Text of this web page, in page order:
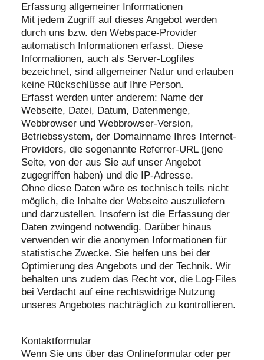
Erfassung allgemeiner Informationen
Mit jedem Zugriff auf dieses Angebot werden
durch uns bzw. den Webspace-Provider
automatisch Informationen erfasst. Diese
Informationen, auch als Server-Logfiles
bezeichnet, sind allgemeiner Natur und erlauben
keine Rückschlüsse auf Ihre Person.
Erfasst werden unter anderem: Name der
Webseite, Datei, Datum, Datenmenge,
Webbrowser und Webbrowser-Version,
Betriebssystem, der Domainname Ihres Internet-
Providers, die sogenannte Referrer-URL (jene
Seite, von der aus Sie auf unser Angebot
zugegriffen haben) und die IP-Adresse.
Ohne diese Daten wäre es technisch teils nicht
möglich, die Inhalte der Webseite auszuliefern
und darzustellen. Insofern ist die Erfassung der
Daten zwingend notwendig. Darüber hinaus
verwenden wir die anonymen Informationen für
statistische Zwecke. Sie helfen uns bei der
Optimierung des Angebots und der Technik. Wir
behalten uns zudem das Recht vor, die Log-Files
bei Verdacht auf eine rechtswidrige Nutzung
unseres Angebotes nachträglich zu kontrollieren.
Kontaktformular
Wenn Sie uns über das Onlineformular oder per